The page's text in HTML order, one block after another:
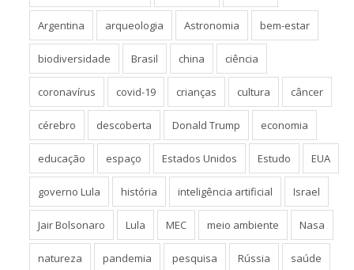
Argentina arqueologia Astronomia bem-estar
biodiversidade Brasil china ciência
coronavírus covid-19 crianças cultura câncer
cérebro descoberta Donald Trump economia
educação espaço Estados Unidos Estudo EUA
governo Lula história inteligência artificial Israel
Jair Bolsonaro Lula MEC meio ambiente Nasa
natureza pandemia pesquisa Rússia saúde